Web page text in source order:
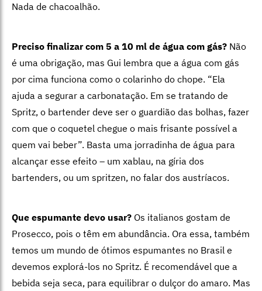
Nada de chacoalhão.
Preciso finalizar com 5 a 10 ml de água com gás? Não
é uma obrigação, mas Gui lembra que a água com gás
por cima funciona como o colarinho do chope. “Ela
ajuda a segurar a carbonatação. Em se tratando de
Spritz, o bartender deve ser o guardião das bolhas, fazer
com que o coquetel chegue o mais frisante possível a
quem vai beber”. Basta uma jorradinha de água para
alcançar esse efeito – um xablau, na gíria dos
bartenders, ou um spritzen, no falar dos austríacos.
Que espumante devo usar? Os italianos gostam de
Prosecco, pois o têm em abundância. Ora essa, também
temos um mundo de ótimos espumantes no Brasil e
devemos explorá-los no Spritz. É recomendável que a
bebida seja seca, para equilibrar o dulçor do amaro. Mas